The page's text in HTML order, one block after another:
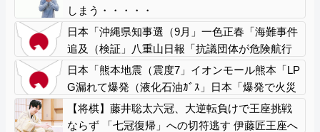
しまう・・・・・
日本「沖縄県知事選（9月」一色正春「海難事件
追及（検証」八重山日報「抗議団体が危険航行
（生徒乗せ制限区域侵入」第三者委員会「抗議
団体の構成組織は日本共産党」→
日本「熊本地震（震度7」イオンモール熊本「LP
G漏れて爆発（液化石油ｶﾞｽ」日本「爆発で火災
が吹き飛ぶ（爆轟発生説」ハビタ「遺族説明の
虚偽を認める（営業部長発言」→
【将棋】藤井聡太六冠、大逆転負けで王座挑戦
ならず 「七冠復帰」への切符逃す 伊藤匠王座へ